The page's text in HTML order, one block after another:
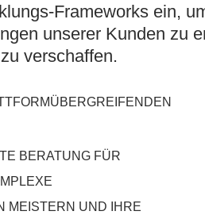
Frameworks ein,
unserer Kunden zu
verschaffen.
BERATUNG FÜR
MEISTERN UND IHRE